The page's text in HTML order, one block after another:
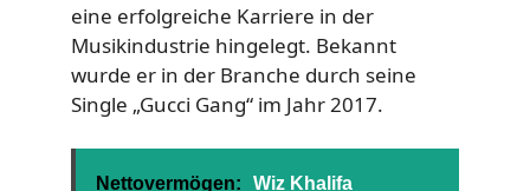
eine erfolgreiche Karriere in der
Musikindustrie hingelegt. Bekannt
wurde er in der Branche durch seine
Single „Gucci Gang“ im Jahr 2017.
Nettovermögen: Wiz Khalifa